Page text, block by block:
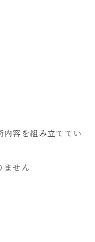
容を組み立ててい
ません